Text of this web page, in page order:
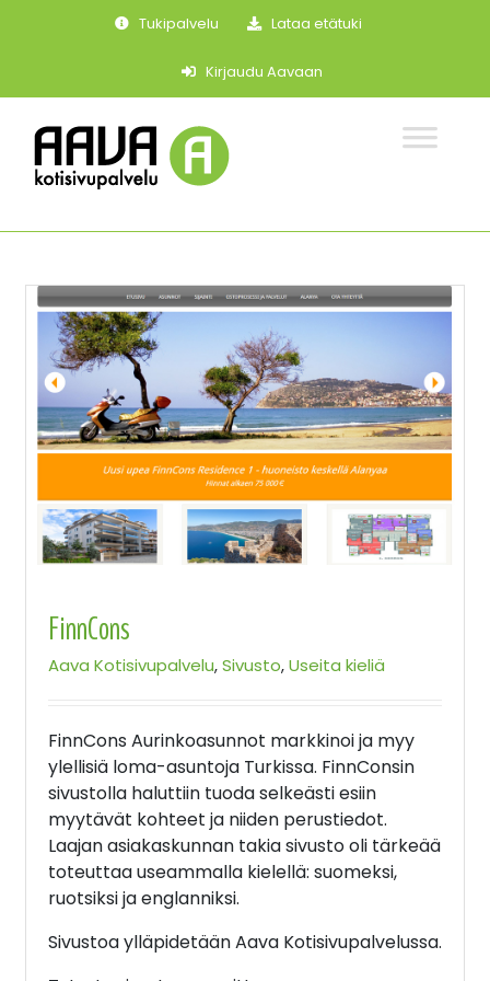
Tukipalvelu Lataa etätuki
Kirjaudu Aavaan
FinnCons
Aava Kotisivupalvelu,Sivusto,Useita kieliä
FinnCons Aurinkoasunnot markkinoi ja myy
ylellisiä loma-asuntoja Turkissa. FinnConsin
sivustolla haluttiin tuoda selkeästi esiin
myytävät kohteet ja niiden perustiedot.
Laajan asiakaskunnan takia sivusto oli tärkeää
toteuttaa useammalla kielellä: suomeksi,
ruotsiksi ja englanniksi.
Sivustoa ylläpidetään Aava Kotisivupalvelussa.